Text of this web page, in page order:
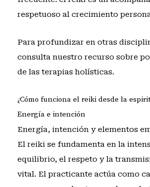
respetuoso al crecimiento
Para profundizar en otras
consulta nuestro recurso sobre
de las terapias holísticas.
¿Cómo funciona el reiki desde la
Energía e intención
Energía, intención y elementos
El reiki se fundamenta en la
equilibrio, el respeto y la
vital. El practicante actúa como